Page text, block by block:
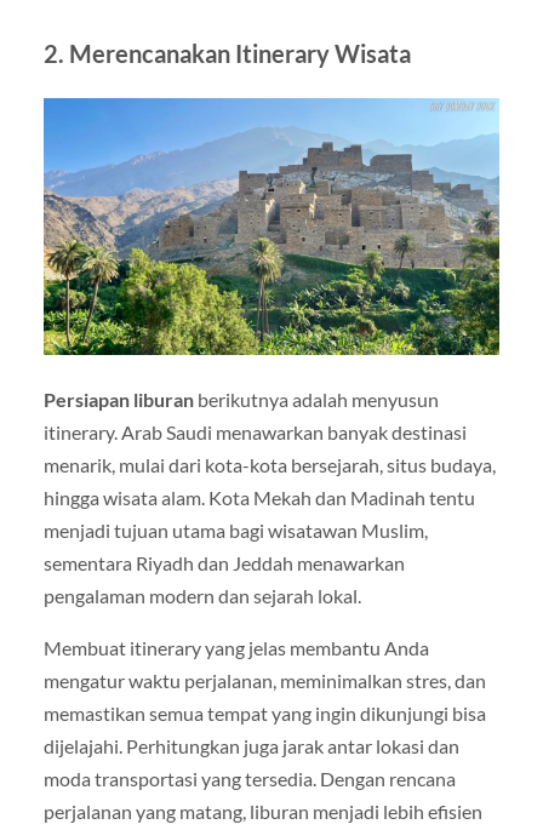
2. Merencanakan Itinerary Wisata
Persiapan liburanberikutnya adalah menyusun
itinerary. Arab Saudi menawarkan banyak destinasi
menarik, mulai dari kota-kota bersejarah, situs budaya,
hingga wisata alam. Kota Mekah dan Madinah tentu
menjadi tujuan utama bagi wisatawan Muslim,
sementara Riyadh dan Jeddah menawarkan
pengalaman modern dan sejarah lokal.
Membuat itinerary yang jelas membantu Anda
mengatur waktu perjalanan, meminimalkan stres, dan
memastikan semua tempat yang ingin dikunjungi bisa
dijelajahi. Perhitungkan juga jarak antar lokasi dan
moda transportasi yang tersedia. Dengan rencana
perjalanan yang matang, liburan menjadi lebih efisien